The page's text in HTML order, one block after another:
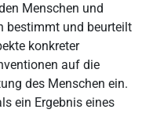
Menschen und
bestimmt und beurteilt
konkreter
auf die
des Menschen ein.
ein Ergebnis eines